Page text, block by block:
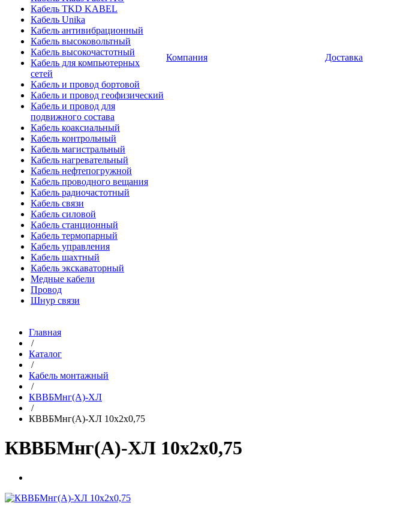
Кабель TKD KABEL
Кабель Unika
Кабель антивибрационный
Кабель высоковольтный
Кабель высокочастотный
Кабель для компьютерных
сетей
Кабель и провод бортовой
Кабель и провод геофизический
Кабель и провод для
подвижного состава
Кабель коаксиальный
Кабель контрольный
Кабель магистральный
Кабель нагревательный
Кабель нефтепогружной
Кабель проводного вещания
Кабель радиочастотный
Кабель связи
Кабель силовой
Кабель станционный
Кабель термопарный
Кабель управления
Кабель шахтный
Кабель экскаваторный
Медные кабели
Провод
Шнур связи
Компания Доставка
Главная
/
Каталог
/
Кабель монтажный
/
КВВБМнг(A)-ХЛ
/
КВВБМнг(A)-ХЛ 10х2х0,75
КВВБМнг(A)-ХЛ 10х2х0,75